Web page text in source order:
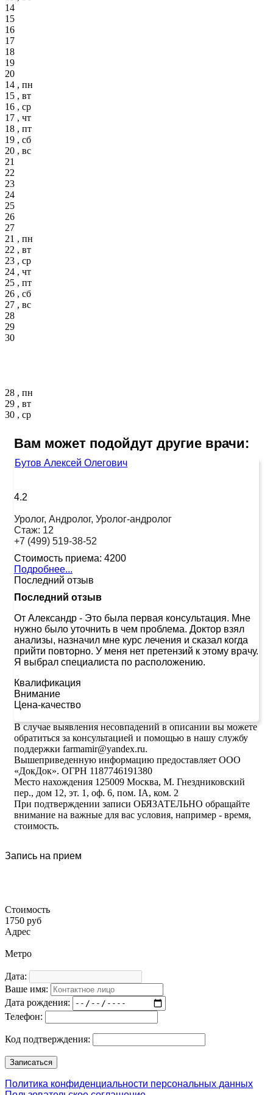
14
15
16
17
18
19
20
14 , пн
15 , вт
16 , ср
17 , чт
18 , пт
19 , сб
20 , вс
21
22
23
24
25
26
27
21 , пн
22 , вт
23 , ср
24 , чт
25 , пт
26 , сб
27 , вс
28
29
30
28 , пн
29 , вт
30 , ср
Вам может подойдут другие врачи:
Бутов Алексей Олегович
4.2
Уролог, Андролог, Уролог-андролог
Стаж: 12
+7 (499) 519-38-52
Стоимость приема: 4200
Подробнее...
Последний отзыв
Последний отзыв
От Александр - Это была первая консультация. Мне
нужно было уточнить в чем проблема. Доктор взял
анализы, назначил мне курс лечения и сказал когда
прийти повторно. У меня нет претензий к этому врачу.
Я выбрал специалиста по расположению.
Квалификация
Внимание
Цена-качество
В случае выявления несовпадений в описании вы можете
обратиться за консультацией и помощью в нашу службу
поддержки farmamir@yandex.ru.
Вышеприведенную информацию предоставляет ООО
«ДокДок». ОГРН 1187746191380
Место нахождения 125009 Москва, М. Гнездниковский
пер., дом 12, эт. 1, оф. 6, пом. IA, ком. 2
При подтверждении записи ОБЯЗАТЕЛЬНО обращайте
внимание на важные для вас условия, например - время,
стоимость.
Запись на прием
Стоимость
1750 руб
Адрес
Метро
Дата:
Ваше имя:
Дата рождения:
Телефон:
Код подтверждения:
Политика конфиденциальности персональных данных